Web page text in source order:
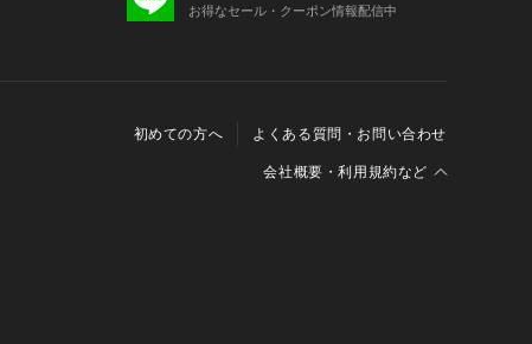
お得なセール・クーポン情報配信中
初めての方へ よくある質問・お問い合わせ
会社概要・利用規約など